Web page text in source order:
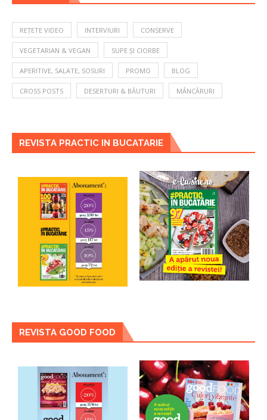
REȚETE VIDEO INTERVIURI CONSERVE
VEGETARIAN & VEGAN SUPE ȘI CIORBE
APERITIVE, SALATE, SOSURI PROMO BLOG
CROSS POSTS DESERTURI & BĂUTURI MÂNCĂRURI
REVISTA PRACTIC IN BUCATARIE
REVISTA GOOD FOOD